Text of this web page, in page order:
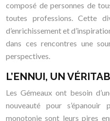
composé de personnes de
toutes professions. Cette
d’enrichissement et
dans ces rencontres une
perspectives.
L’ENNUI, UN
Les Gémeaux ont besoin
nouveauté pour
monotonie sont leurs pires